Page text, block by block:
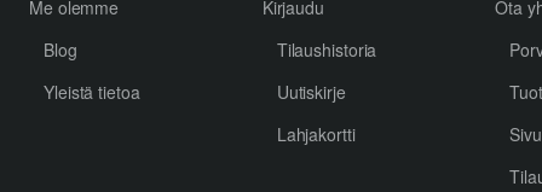
Me olemme
Blog
Yleistä tietoa
Kirjaudu
Tilaushistoria
Uutiskirje
Lahjakortti
Ota